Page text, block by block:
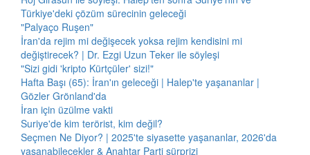
Türkiye'deki çözüm sürecinin geleceği
"Palyaço Ruşen"
İran'da rejim mi değişecek yoksa rejim kendisini mi
değiştirecek? | Dr. Ezgi Uzun Teker ile söyleşi
"Sizi gidi 'kripto Kürtçüler' sizi!"
Hafta Başı (65): İran'ın geleceği | Halep'te yaşananlar |
Gözler Grönland'da
İran için üzülme vakti
Suriye'de kim terörist, kim değil?
Seçmen Ne Diyor? | 2025'te siyasette yaşananlar, 2026'da
yaşanabilecekler & Anahtar Parti sürprizi